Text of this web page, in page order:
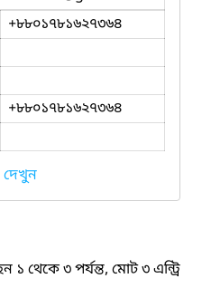
+৮৮০১৭৮১৬২৭৩৬৪
+৮৮০১৭৮১৬২৭৩৬৪
দেখুন
১ থেকে ৩ পর্যন্ত, মোট ৩ এন্ট্রি